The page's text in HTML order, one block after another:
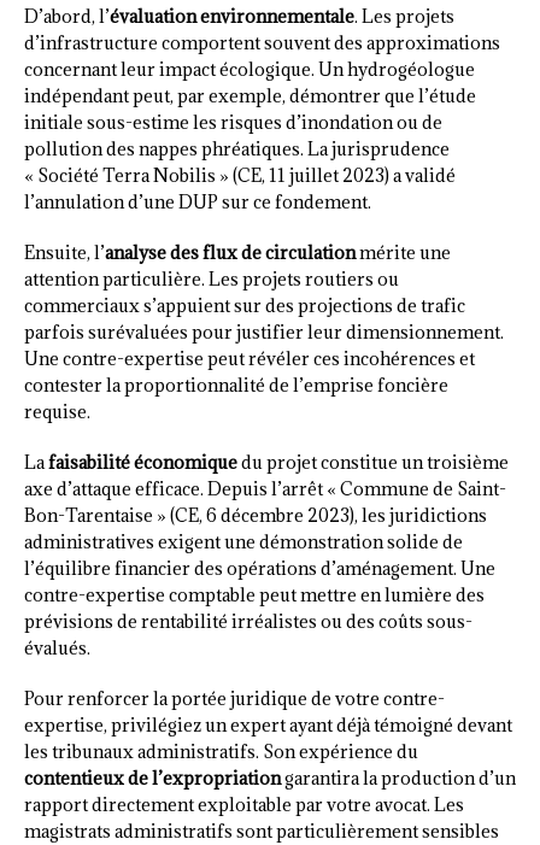
D’abord, l’évaluation environnementale. Les projets
d’infrastructure comportent souvent des approximations
concernant leur impact écologique. Un hydrogéologue
indépendant peut, par exemple, démontrer que l’étude
initiale sous-estime les risques d’inondation ou de
pollution des nappes phréatiques. La jurisprudence
« Société Terra Nobilis » (CE, 11 juillet 2023) a validé
l’annulation d’une DUP sur ce fondement.
Ensuite, l’analyse des flux de circulationmérite une
attention particulière. Les projets routiers ou
commerciaux s’appuient sur des projections de trafic
parfois surévaluées pour justifier leur dimensionnement.
Une contre-expertise peut révéler ces incohérences et
contester la proportionnalité de l’emprise foncière
requise.
Lafaisabilité économiquedu projet constitue un troisième
axe d’attaque efficace. Depuis l’arrêt « Commune de Saint-
Bon-Tarentaise » (CE, 6 décembre 2023), les juridictions
administratives exigent une démonstration solide de
l’équilibre financier des opérations d’aménagement. Une
contre-expertise comptable peut mettre en lumière des
prévisions de rentabilité irréalistes ou des coûts sous-
évalués.
Pour renforcer la portée juridique de votre contre-
expertise, privilégiez un expert ayant déjà témoigné devant
les tribunaux administratifs. Son expérience du
contentieux de l’expropriationgarantira la production d’un
rapport directement exploitable par votre avocat. Les
magistrats administratifs sont particulièrement sensibles